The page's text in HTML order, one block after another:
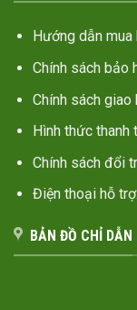
Hướng dẫn
Chính sách bảo
Chính sách giao
Hình thức thanh
Chính sách đổi
Điện thoại hỗ
BẢN ĐỒ CHỈ DẪN